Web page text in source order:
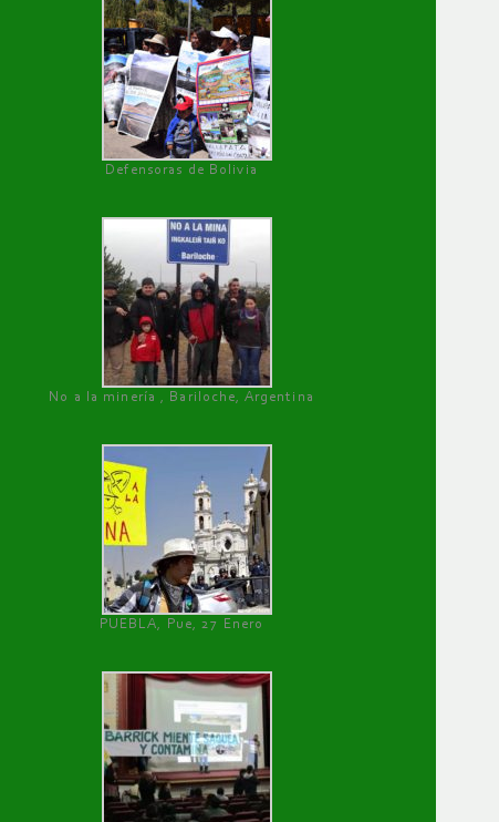
Defensoras de Bolivia
No a la minería , Bariloche, Argentina
PUEBLA, Pue, 27 Enero